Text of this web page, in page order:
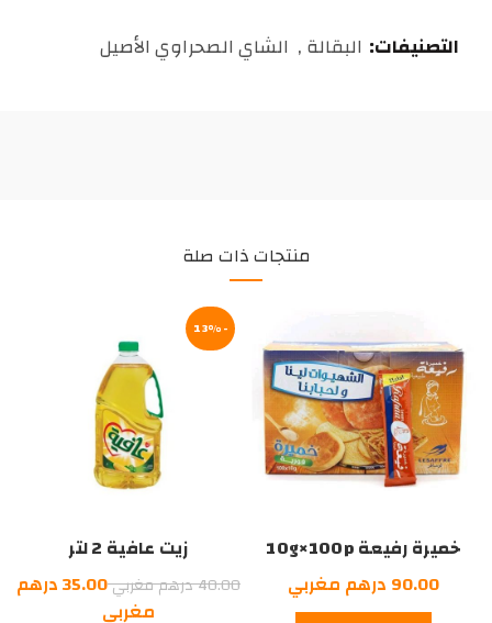
درهم
التصنيفات: البقالة, الشاي الصحراوي الأصيل
منتجات ذات صلة
خميرة رفيعة 10g×100p
90.00 درهم مغربي
-13%
زيت عافية 2 لتر
40.00درهم مغربيالسعر
الأصلي
35.00درهم
مغربي